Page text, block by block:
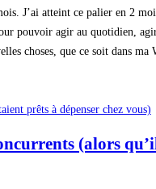
J’ai atteint ce palier en 2
pouvoir agir au quotidien,
choses, que ce soit dans
(alors